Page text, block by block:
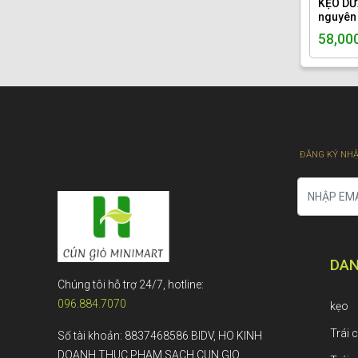
KẸO
nguyên
ĐĂNG KÝ
Chúng tôi hỗ trợ 24/7, hotline:
096.884.7070
Số tài khoản: 8837468586 BIDV, HO KINH
DOANH THUC PHAM SACH CUN GIO.
kẹo
Trái